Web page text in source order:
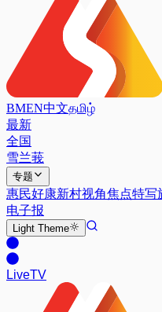
BMEN中文தமிழ்
最新
全国
雪兰莪
专题
惠民好康新村视角焦点特写
电子报
Light Theme
LiveTV